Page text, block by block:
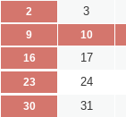
2
3
9
10
16
17
23
24
30
31